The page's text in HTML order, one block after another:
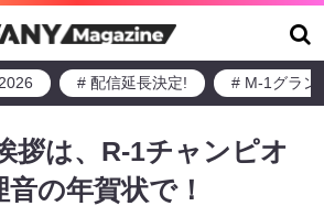
# 配信延長決定! # M-1グラン
拶は、R-1チャンピオ
の年賀状で！